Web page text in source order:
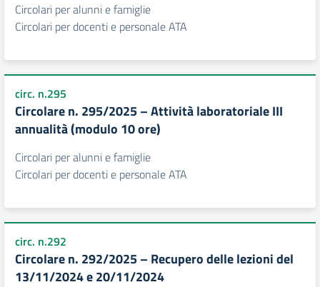
Circolari per alunni e famiglie
Circolari per docenti e personale ATA
circ. n.295
Circolare n. 295/2025 – Attività laboratoriale III
annualità (modulo 10 ore)
Circolari per alunni e famiglie
Circolari per docenti e personale ATA
circ. n.292
Circolare n. 292/2025 – Recupero delle lezioni del
13/11/2024 e 20/11/2024